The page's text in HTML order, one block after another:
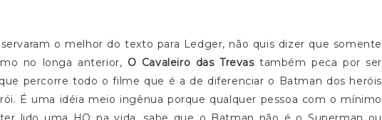
o melhor do texto para Ledger, não quis dizer que somente
no longa anterior, O Cavaleiro das Trevastambém peca por ser
percorre todo o filme que é a de diferenciar o Batman dos heróis
É uma idéia meio ingênua porque qualquer pessoa com o mínimo